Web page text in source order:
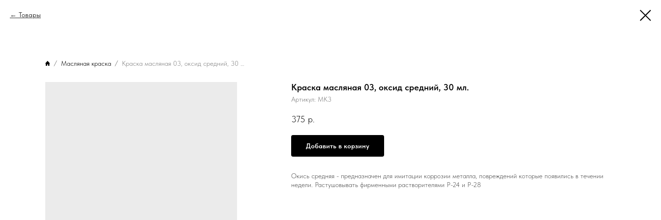
Товары
Масляная краска
Краска масляная 03, оксид средний, 30 мл.
Артикул: МК3
375 р.
Добавить в корзину
Окись средняя - предназначен для имитации коррозии металла, повреждений которые появились в течении
недели. Растушовывать фирменными растворителями Р-24 и Р-28